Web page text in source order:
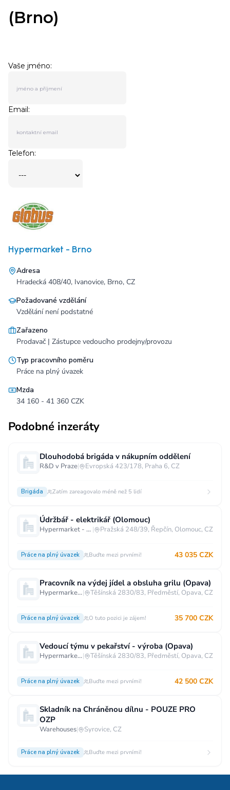
Hypermarket - Brno
Adresa
Hradecká 408/40, Ivanovice, Brno, CZ
Požadované vzdělání
Vzdělání není podstatné
Zařazeno
Prodavač | Zástupce vedoucího prodejny/provozu
Typ pracovního poměru
Práce na plný úvazek
Mzda
34 160 - 41 360 CZK
Podobné inzeráty
Dlouhodobá brigáda v nákupním oddělení
R&D v Praze| Evropská 423/178, Praha 6, CZ
Brigáda Zatím zareagovalo méně než 5 lidí
Údržbář - elektrikář (Olomouc)
Hypermarket - Olomouc | Pražská 248/39, Řepčín, Olomouc, CZ
Práce na plný úvazek Buďte mezi prvními! 43 035 CZK
Pracovník na výdej jídel a obsluha grilu (Opava)
Hypermarket - Opava| Těšínská 2830/83, Předměstí, Opava, CZ
Práce na plný úvazek O tuto pozici je zájem! 35 700 CZK
Vedoucí týmu v pekařství - výroba (Opava)
Hypermarket - Opava| Těšínská 2830/83, Předměstí, Opava, CZ
Práce na plný úvazek Buďte mezi prvními! 42 500 CZK
Skladník na Chráněnou dílnu - POUZE PRO
OZP
Warehouses| Syrovice, CZ
Práce na plný úvazek Buďte mezi prvními!